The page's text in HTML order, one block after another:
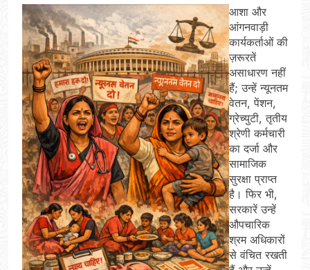
आशा और
आंगनवाड़ी
कार्यकर्ताओं की
ज़रूरतें
असाधारण नहीं
हैं; उन्हें न्यूनतम
वेतन, पेंशन,
ग्रेच्युटी, तृतीय
श्रेणी कर्मचारी
का दर्जा और
सामाजिक
सुरक्षा प्राप्त
है। फिर भी,
सरकारें उन्हें
औपचारिक
श्रम अधिकारों
से वंचित रखती